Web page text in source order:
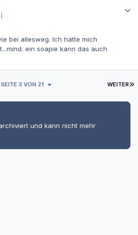
j
bei allesweg. Ich hätte mich
ein soapie kann das auch
WEITER
SEITE 3 VON 21
und kann nicht mehr